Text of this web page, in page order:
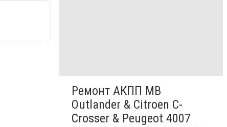
Ремонт АКПП MB
Outlander & Citroen C-
Crosser & Peugeot 4007